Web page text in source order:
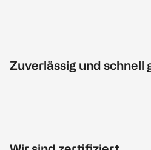
Zuverlässig und schnell